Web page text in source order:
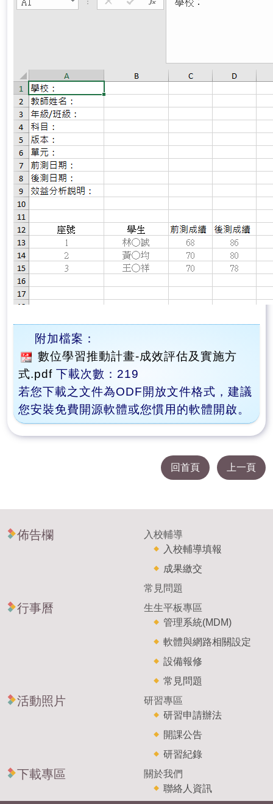
附加檔案：
數位學習推動計畫-成效評估及實施方
式.pdf 下載次數：219
若您下載之文件為ODF開放文件格式，建議
您安裝免費開源軟體或您慣用的軟體開啟。
回首頁 上一頁
佈告欄
入校輔導
入校輔導填報
成果繳交
常見問題
行事曆
生生平板專區
管理系統(MDM)
軟體與網路相關設定
設備報修
常見問題
活動照片
研習專區
研習申請辦法
開課公告
研習紀錄
下載專區
關於我們
聯絡人資訊